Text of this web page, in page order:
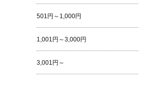
501円～1,000円
1,001円～3,000円
3,001円～